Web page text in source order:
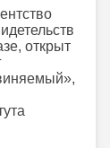
открыт